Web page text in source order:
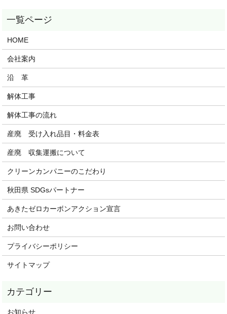
HOME
会社案内
沿 革
解体工事
解体工事の流れ
産廃 受け入れ品目・料金表
産廃 収集運搬について
クリーンカンパニーのこだわり
秋田県 SDGsパートナー
あきたゼロカーボンアクション宣言
お問い合わせ
プライバシーポリシー
サイトマップ
お知らせ